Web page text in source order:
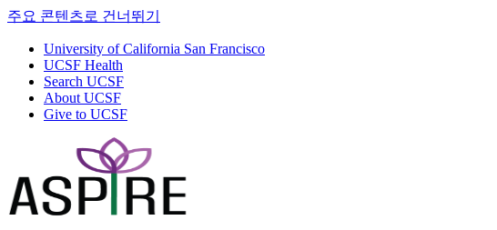
주요 콘텐츠로 건너뛰기
University of California San Francisco
UCSF Health
Search UCSF
About UCSF
Give to UCSF